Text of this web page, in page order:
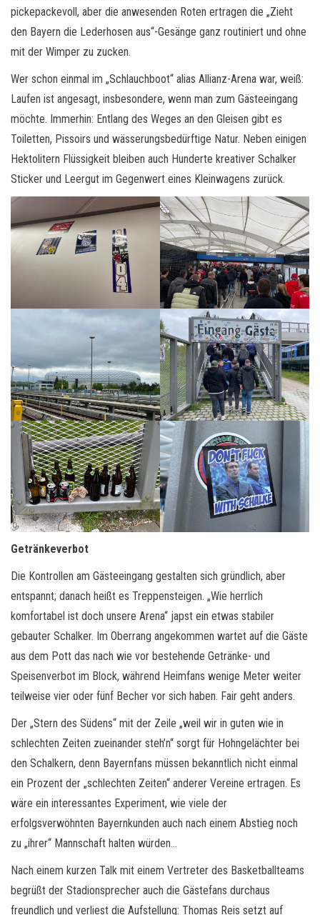
pickepackevoll, aber die anwesenden Roten ertragen die „Zieht
den Bayern die Lederhosen aus“-Gesänge ganz routiniert und ohne
mit der Wimper zu zucken.
Wer schon einmal im „Schlauchboot“ alias Allianz-Arena war, weiß:
Laufen ist angesagt, insbesondere, wenn man zum Gästeeingang
möchte. Immerhin: Entlang des Weges an den Gleisen gibt es
Toiletten, Pissoirs und wässerungsbedürftige Natur. Neben einigen
Hektolitern Flüssigkeit bleiben auch Hunderte kreativer Schalker
Sticker und Leergut im Gegenwert eines Kleinwagens zurück.
Getränkeverbot
Die Kontrollen am Gästeeingang gestalten sich gründlich, aber
entspannt; danach heißt es Treppensteigen. „Wie herrlich
komfortabel ist doch unsere Arena“ japst ein etwas stabiler
gebauter Schalker. Im Oberrang angekommen wartet auf die Gäste
aus dem Pott das nach wie vor bestehende Getränke- und
Speisenverbot im Block, während Heimfans wenige Meter weiter
teilweise vier oder fünf Becher vor sich haben. Fair geht anders.
Der „Stern des Südens“ mit der Zeile „weil wir in guten wie in
schlechten Zeiten zueinander steh’n“ sorgt für Hohngelächter bei
den Schalkern, denn Bayernfans müssen bekanntlich nicht einmal
ein Prozent der „schlechten Zeiten“ anderer Vereine ertragen. Es
wäre ein interessantes Experiment, wie viele der
erfolgsverwöhnten Bayernkunden auch nach einem Abstieg noch
zu „ihrer“ Mannschaft halten würden…
Nach einem kurzen Talk mit einem Vertreter des Basketballteams
begrüßt der Stadionsprecher auch die Gästefans durchaus
freundlich und verliest die Aufstellung: Thomas Reis setzt auf